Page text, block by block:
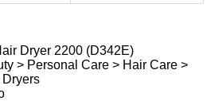
Dryer 2200 (D342E)
> Personal Care > Hair Care >
Dryers